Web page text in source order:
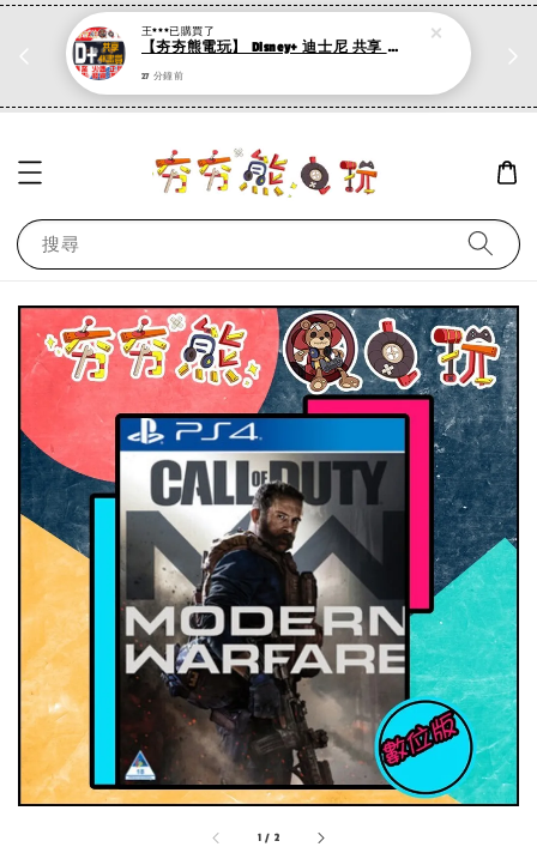
PS系列遊戲 滿500折50，加購第二件再打95折
搜尋
1 / 2
王***已購買了
【夯夯熊電玩】 Disney+ 迪士尼 共享 4K畫質 30/60/90/120/180/365天 租用期間不換號 影音串流平台 (數位版)
27 分鐘前